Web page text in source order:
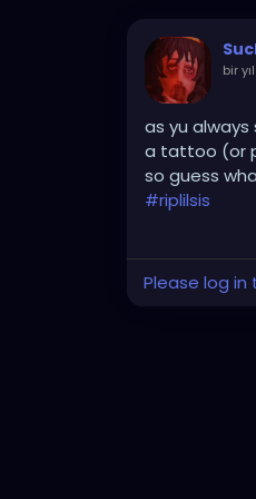
bir
as yu always
a tattoo (or
so guess
#riplilsis
Please log